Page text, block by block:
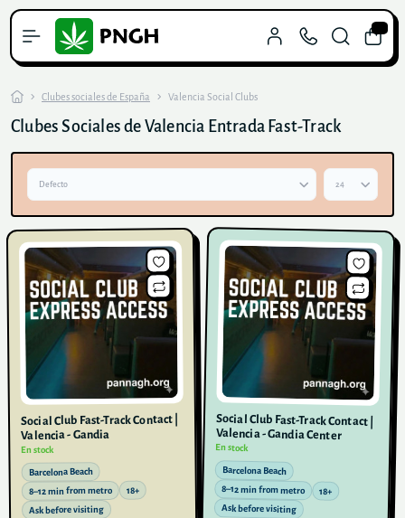
Clubes sociales de España Valencia Social Clubs
Clubes Sociales de Valencia Entrada Fast-Track
Social Club Fast-Track Contact |
Valencia - Gandia
En stock
Barcelona Beach
8–12 min from metro 18+
Ask before visiting
Social Club Fast-Track Contact |
Valencia - Gandia Center
En stock
Barcelona Beach
8–12 min from metro 18+
Ask before visiting